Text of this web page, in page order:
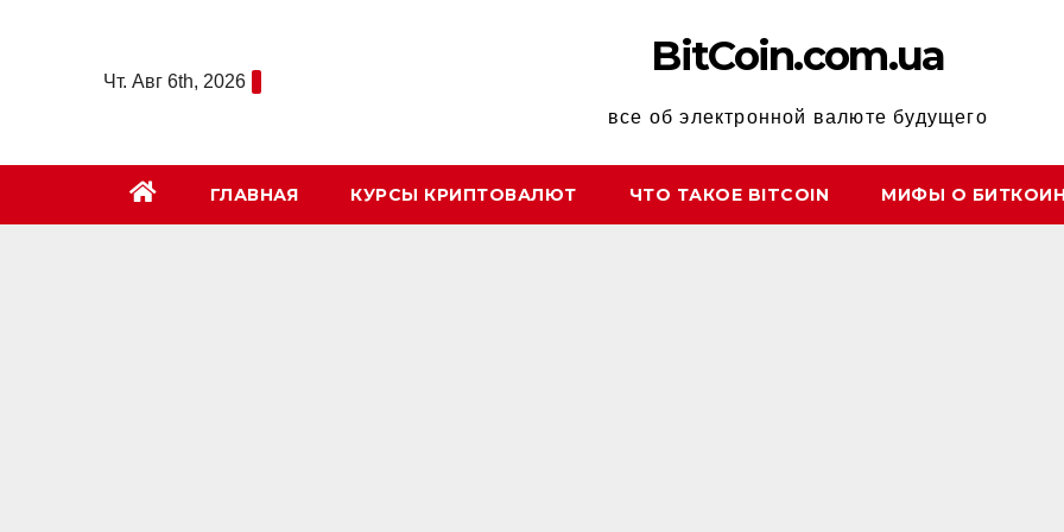
содержимомуЧт. Авг 6th, 2026
BitCoin.com.ua
все об электронной валюте будущего
ГЛАВНАЯ КУРСЫ КРИПТОВАЛЮТ ЧТО ТАКОЕ BITCOIN МИФЫ О